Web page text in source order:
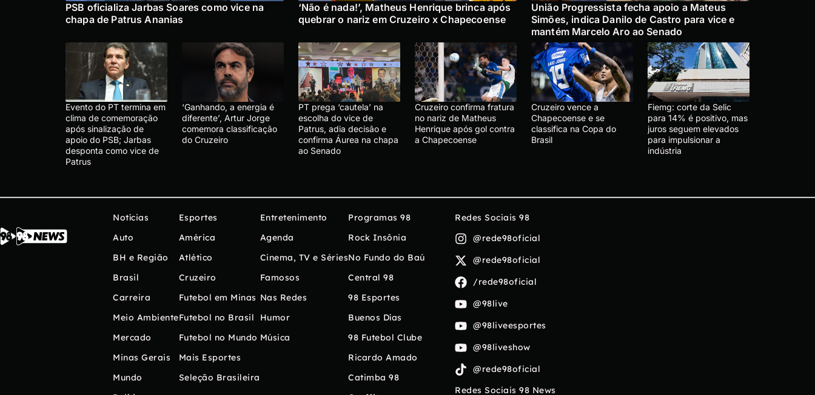
PSB oficializa Jarbas Soares como vice na
chapa de Patrus Ananias
‘Não é nada!’, Matheus Henrique brinca após
quebrar o nariz em Cruzeiro x Chapecoense
União Progressista fecha apoio a Mateus
Simões, indica Danilo de Castro para vice e
mantém Marcelo Aro ao Senado
Evento do PT termina em
clima de comemoração
após sinalização de
apoio do PSB; Jarbas
desponta como vice de
Patrus
‘Ganhando, a energia é
diferente’, Artur Jorge
comemora classificação
do Cruzeiro
PT prega ‘cautela’ na
escolha do vice de
Patrus, adia decisão e
confirma Áurea na chapa
ao Senado
Cruzeiro confirma fratura
no nariz de Matheus
Henrique após gol contra
a Chapecoense
Cruzeiro vence a
Chapecoense e se
classifica na Copa do
Brasil
Fiemg: corte da Selic
para 14% é positivo, mas
juros seguem elevados
para impulsionar a
indústria
Notícias
Auto
BH e Região
Brasil
Carreira
Meio Ambiente
Mercado
Minas Gerais
Mundo
Esportes
América
Atlético
Cruzeiro
Futebol em Minas
Futebol no Brasil
Futebol no Mundo
Mais Esportes
Seleção Brasileira
Entretenimento
Agenda
Cinema, TV e Séries
Famosos
Nas Redes
Humor
Música
Programas 98
Rock Insônia
No Fundo do Baú
Central 98
98 Esportes
Buenos Días
98 Futebol Clube
Ricardo Amado
Catimba 98
Redes Sociais 98
@rede98oficial
@rede98oficial
/rede98oficial
@98live
@98liveesportes
@98liveshow
@rede98oficial
Redes Sociais 98 News